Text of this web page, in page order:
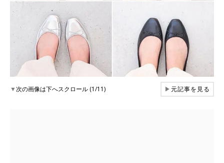
▼次の画像は下へスクロール (1/11) ▶元記事を見る